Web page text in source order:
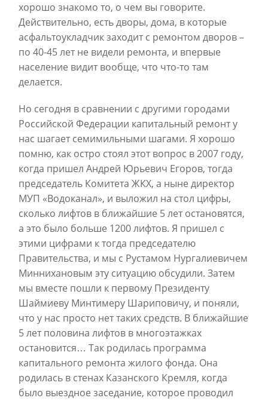
хорошо знакомо то, о чем вы говорите.
Действительно, есть дворы, дома, в которые
асфальтоукладчик заходит с ремонтом дворов –
по 40-45 лет не видели ремонта, и впервые
население видит вообще, что что-то там
делается.
Но сегодня в сравнении с другими городами
Российской Федерации капитальный ремонт у
нас шагает семимильными шагами. Я хорошо
помню, как остро стоял этот вопрос в 2007 году,
когда пришел Андрей Юрьевич Егоров, тогда
председатель Комитета ЖКХ, а ныне директор
МУП «Водоканал», и выложил на стол цифры,
сколько лифтов в ближайшие 5 лет остановятся,
а это было больше 1200 лифтов. Я пришел с
этими цифрами к тогда председателю
Правительства, и мы с Рустамом Нургалиевичем
Миннихановым эту ситуацию обсудили. Затем
мы вместе пошли к первому Президенту
Шаймиеву Минтимеру Шариповичу, и поняли,
что у нас просто нет таких средств. В ближайшие
5 лет половина лифтов в многоэтажках
остановится… Так родилась программа
капитального ремонта жилого фонда. Она
родилась в стенах Казанского Кремля, когда
было выездное заседание, которое проводил